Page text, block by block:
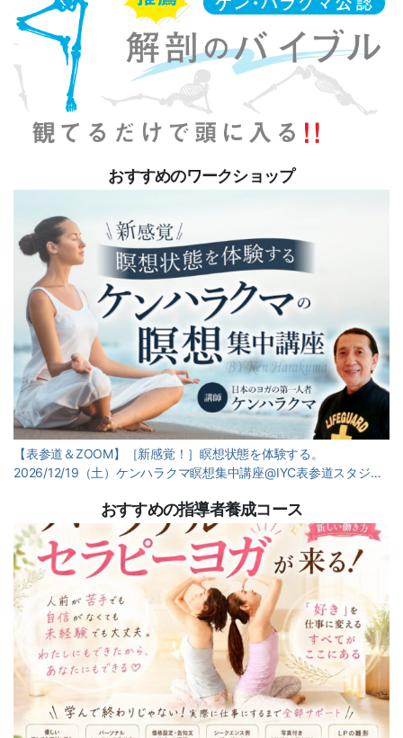
おすすめのワークショップ
【表参道＆ZOOM】［新感覚！］瞑想状態を体験する。
2026/12/19（土）ケンハラクマ瞑想集中講座@IYC表参道スタジ…
おすすめの指導者養成コース